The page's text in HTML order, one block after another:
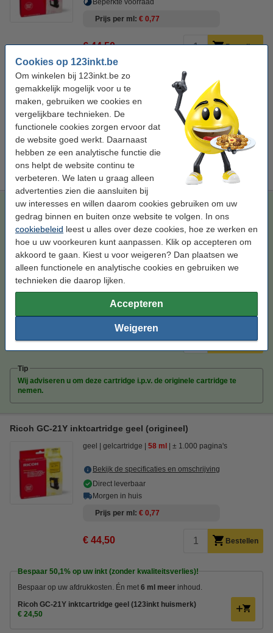
Cookies op 123inkt.be
Om winkelen bij 123inkt.be zo
gemakkelijk mogelijk voor u te
maken, gebruiken we cookies en
vergelijkbare technieken. De
functionele cookies zorgen ervoor dat
de website goed werkt. Daarnaast
hebben ze een analytische functie die
ons helpt de website continu te
verbeteren. We laten u graag alleen
advertenties zien die aansluiten bij
uw interesses en willen daarom cookies gebruiken om uw
gedrag binnen en buiten onze website te volgen. In ons
cookiebeleid leest u alles over deze cookies, hoe ze werken en
hoe u uw voorkeuren kunt aanpassen. Klik op accepteren om
akkoord te gaan. Kiest u voor weigeren? Dan plaatsen we
alleen functionele en analytische cookies en gebruiken we
technieken die daarop lijken.
Accepteren
Weigeren
Prijs per ml € 0,77
€ 44,50 Bestellen
Bespaar50,1%op uw inkt (zonder kwaliteitsverlies)!
Bespaar op uw afdrukkosten. Én met
inhoud.
Ricoh GC-21M inktcartridge magenta (123inkt huismerk)
€ 24,50
Tip
Wij adviseren u om i.p.v. deze cartridge het 123inkt huismerk te
nemen.
Ricoh GC-21M inktcartridge magenta (123inkt huismerk)
123inkt
Bekijk de specificaties en omschrijving
Bespaar50,1%op uw inkt (zonder
kwaliteitsverlies)!
Direct leverbaar
Morgen in huis
€ 24,50 Bestellen
Tip
Wij adviseren u om deze cartridge i.p.v. de originele cartridge te
nemen.
Ricoh GC-21Y inktcartridge geel (origineel)
geel gelcartridge 58 ml ± 1.000 pagina's
Bekijk de specificaties en omschrijving
Direct leverbaar
Morgen in huis
Prijs per ml € 0,77
€ 44,50 Bestellen
Bespaar 50,1% op uw inkt (zonder kwaliteitsverlies)!
Bespaar op uw afdrukkosten. Én met 6 ml meer inhoud.
Ricoh GC-21Y inktcartridge geel (123inkt huismerk)
€ 24,50